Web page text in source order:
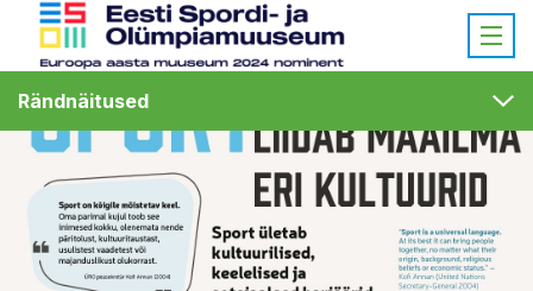
Rändnäitused